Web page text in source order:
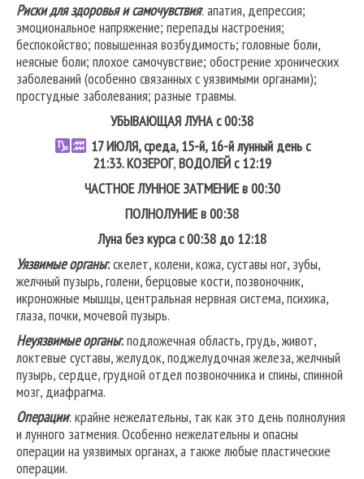
Риски для здоровья и самочувствия: апатия, депрессия;
эмоциональное напряжение; перепады настроения;
беспокойство; повышенная возбудимость; головные боли,
неясные боли; плохое самочувствие; обострение хронических
заболеваний (особенно связанных с уязвимыми органами);
простудные заболевания; разные травмы.
УБЫВАЮЩАЯ ЛУНА с 00:38
17ИЮЛЯ, среда, 15-й, 16-й лунный день с
21:33.КОЗЕРОГ,ВОДОЛЕЙс 12:19
ЧАСТНОЕ ЛУННОЕ ЗАТМЕНИЕ в 00:30
ПОЛНОЛУНИЕ в 00:38
Луна без курса с 00:38 до 12:18
Уязвимые органы:скелет, колени, кожа, суставы ног, зубы,
желчный пузырь, голени, берцовые кости, позвоночник,
икроножные мышцы, центральная нервная система, психика,
глаза, почки, мочевой пузырь.
Неуязвимые органы:подложечная область, грудь, живот,
локтевые суставы, желудок, поджелудочная железа, желчный
пузырь, сердце, грудной отдел позвоночника и спины, спинной
мозг, диафрагма.
Операции: крайне нежелательны, так как это день полнолуния
и лунного затмения. Особенно нежелательны и опасны
операции на уязвимых органах, а также любые пластические
операции.